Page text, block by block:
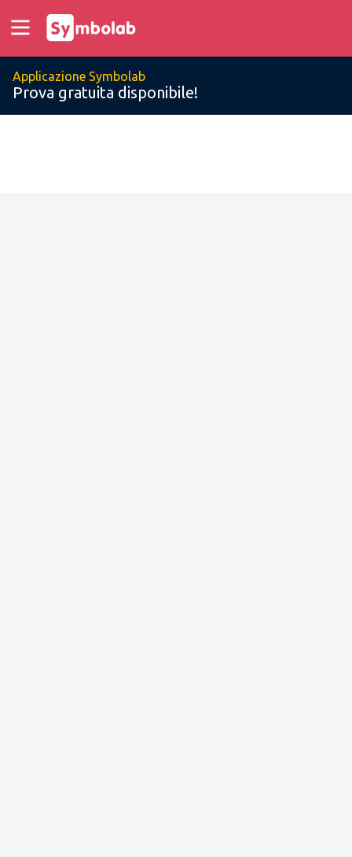
Applicazione Symbolab
Prova gratuita disponibile!